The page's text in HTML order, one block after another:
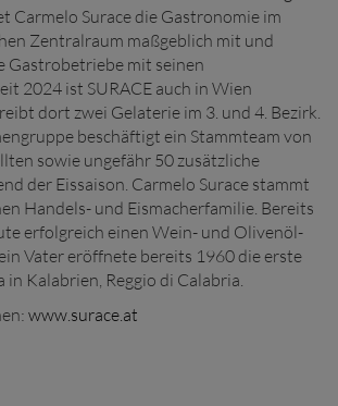
Carmelo Surace die Gastronomie im
Zentralraum maßgeblich mit und
Gastrobetriebe mit seinen
2024 ist SURACE auch in Wien
dort zwei Gelaterie im 3. und 4. Bezirk.
beschäftigt ein Stammteam von
sowie ungefähr 50 zusätzliche
der Eissaison. Carmelo Surace stammt
Handels- und Eismacherfamilie. Bereits
erfolgreich einen Wein- und Olivenöl-
Vater eröffnete bereits 1960 die erste
in Kalabrien, Reggio di Calabria.
www.surace.at